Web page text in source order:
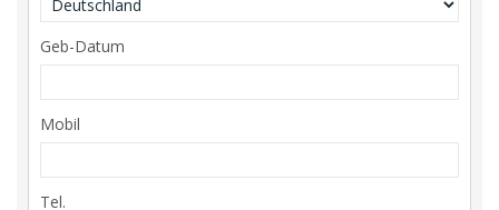
Geb-Datum
Mobil
Tel.